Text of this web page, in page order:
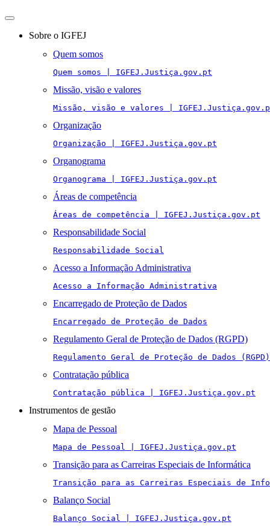
Toggle
navigationSobre o IGFEJ
Quem somos
Quem somos | IGFEJ.Justiça.gov.pt
Missão, visão e valores
Missão, visão e valores |
Organização
Organização | IGFEJ.Justiça.gov.pt
Organograma
Organograma | IGFEJ.Justiça.gov.pt
Áreas de competência
Áreas de competência | IGFEJ.Justiça.gov.pt
Responsabilidade Social
Responsabilidade Social
Acesso a Informação Administrativa
Acesso a Informação Administrativa
Encarregado de Proteção de Dados
Encarregado de Proteção de Dados
Regulamento Geral de Proteção de Dados (RGPD)
Regulamento Geral de Proteção de Dados (RGPD)
Contratação pública
Contratação pública | IGFEJ.Justiça.gov.pt
Instrumentos de gestão
Mapa de Pessoal
Mapa de Pessoal | IGFEJ.Justiça.gov.pt
Transição para as Carreiras Especiais de Informática
Transição para as Carreiras Especiais de
Balanço Social
Balanço Social | IGFEJ.Justiça.gov.pt